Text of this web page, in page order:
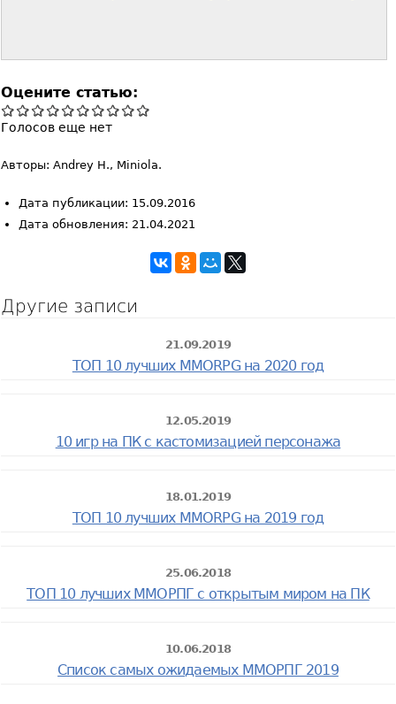
Оцените статью:
Голосов еще нет
Авторы: Andrey H., Miniola.
Дата публикации: 15.09.2016
Дата обновления: 21.04.2021
Другие записи
21.09.2019
ТОП 10 лучших MMORPG на 2020 год
12.05.2019
10 игр на ПК с кастомизацией персонажа
18.01.2019
ТОП 10 лучших MMORPG на 2019 год
25.06.2018
ТОП 10 лучших ММОРПГ с открытым миром на ПК
10.06.2018
Список самых ожидаемых ММОРПГ 2019